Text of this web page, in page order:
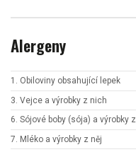
Alergeny
1. Obiloviny obsahující lepek
3. Vejce a výrobky z nich
6. Sójové boby (sója) a výrobky
7. Mléko a výrobky z něj